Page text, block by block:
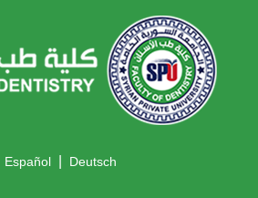
Español | Deutsch